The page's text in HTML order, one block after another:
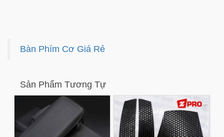
Bàn Phím Cơ Giá Rẻ
Sản Phẩm Tương Tự